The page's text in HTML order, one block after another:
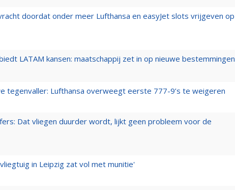
doordat onder meer Lufthansa en easyJet slots vrijgeven op
LATAM kansen: maatschappij zet in op nieuwe bestemmingen
tegenvaller: Lufthansa overweegt eerste 777-9’s te weigeren
Dat vliegen duurder wordt, lijkt geen probleem voor de
in Leipzig zat vol met munitie'